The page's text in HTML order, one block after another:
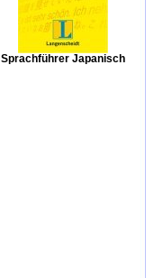
Sprachführer Japanisch